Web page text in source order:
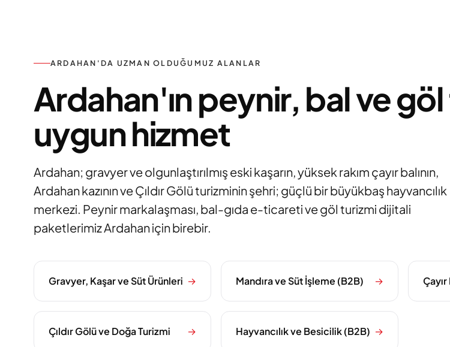
ARDAHAN'DA UZMAN OLDUĞUMUZ ALANLAR
Ardahan'ın peynir, bal ve
uygun hizmet
Ardahan; gravyer ve olgunlaştırılmış eski kaşarın, yüksek rakım çayır balının,
Ardahan kazının ve Çıldır Gölü turizminin şehri; güçlü bir büyükbaş hayvancılık
merkezi. Peynir markalaşması, bal-gıda e-ticareti ve göl turizmi dijitali
paketlerimiz Ardahan için birebir.
Gravyer, Kaşar ve Süt Ürünleri → Mandıra ve Süt İşleme (B2B) → Çayır
Çıldır Gölü ve Doğa Turizmi → Hayvancılık ve Besicilik (B2B) →